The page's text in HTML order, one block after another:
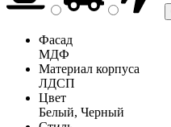
Фасад
МДФ
Материал корпуса
ЛДСП
Цвет
Белый, Черный